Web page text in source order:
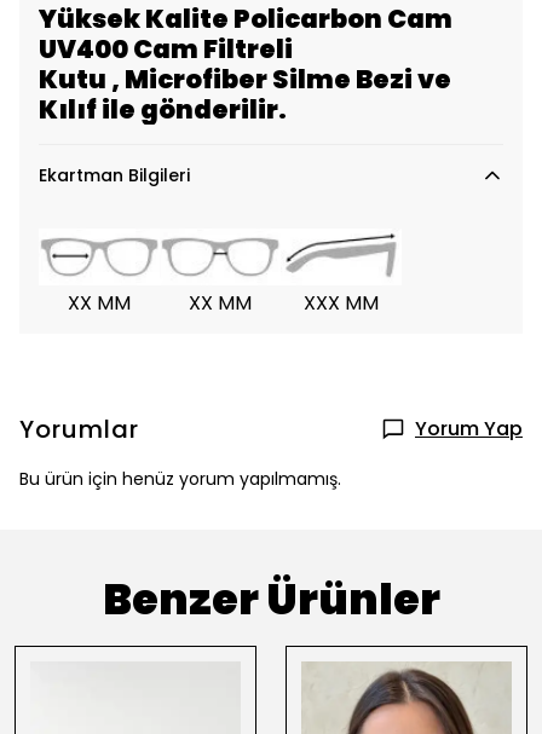
Yüksek Kalite Policarbon Cam
UV400 Cam Filtreli
Kutu , Microfiber Silme Bezi ve
Kılıf ile gönderilir.
Ekartman Bilgileri
XX MM XX MM XXX MM
Yorumlar Yorum Yap
Bu ürün için henüz yorum yapılmamış.
Benzer Ürünler